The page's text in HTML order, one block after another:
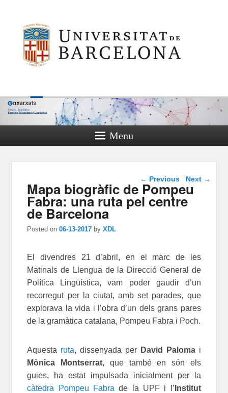
Menu
Post navigation
← Previous Next →
Mapa biogràfic de Pompeu
Fabra: una ruta pel centre
de Barcelona
Posted on06-13-2017 byXDL
El divendres 21 d’abril, en el marc de les
Matinals de Llengua de la Direcció General de
Política Lingüística, vam poder gaudir d’un
recorregut per la ciutat, amb set parades, que
explorava la vida i l’obra d’un dels grans pares
de la gramàtica catalana, Pompeu Fabra i Poch.
Aquesta ruta, dissenyada per David Palomai
Mònica Montserrat, que també en són els
guies, ha estat impulsada inicialment per la
càtedra Pompeu Fabra de la UPF i l’ Institut